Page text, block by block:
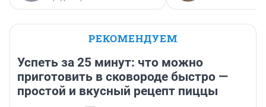
РЕКОМЕНДУЕМ
Успеть за 25 минут: что можно
приготовить в сковороде быстро —
простой и вкусный рецепт пиццы